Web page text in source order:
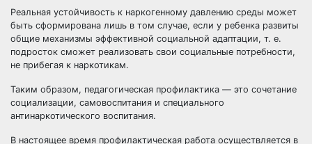
Реальная устойчивость к наркогенному давлению среды может
быть сформирована лишь в том случае, если у ребенка развиты
общие механизмы эффективной социальной адаптации, т. е.
подросток сможет реализовать свои социальные потребности,
не прибегая к наркотикам.
Таким образом, педагогическая профилактика — это сочетание
социализации, самовоспитания и специального
антинаркотического воспитания.
В настоящее время профилактическая работа осуществляется в